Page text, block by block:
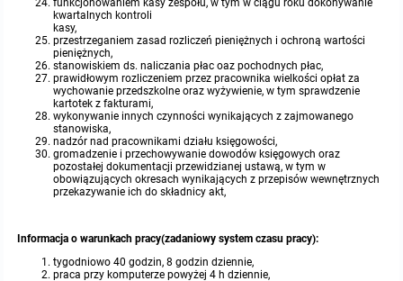
funkcjonowaniem kasy zespołu, w tym w ciągu roku dokonywanie
kwartalnych kontroli
kasy,
przestrzeganiem zasad rozliczeń pieniężnych i ochroną wartości
pieniężnych,
stanowiskiem ds. naliczania płac oaz pochodnych płac,
prawidłowym rozliczeniem przez pracownika wielkości opłat za
wychowanie przedszkolne oraz wyżywienie, w tym sprawdzenie
kartotek z fakturami,
wykonywanie innych czynności wynikających z zajmowanego
stanowiska,
nadzór nad pracownikami działu księgowości,
gromadzenie i przechowywanie dowodów księgowych oraz
pozostałej dokumentacji przewidzianej ustawą, w tym w
obowiązujących okresach wynikających z przepisów wewnętrznych
przekazywanie ich do składnicy akt,
Informacja o warunkach pracy(zadaniowy system czasu pracy):
tygodniowo 40 godzin, 8 godzin dziennie,
praca przy komputerze powyżej 4 h dziennie,